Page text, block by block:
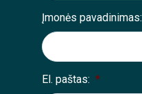
Įmonės pavadinimas:
El. paštas: *